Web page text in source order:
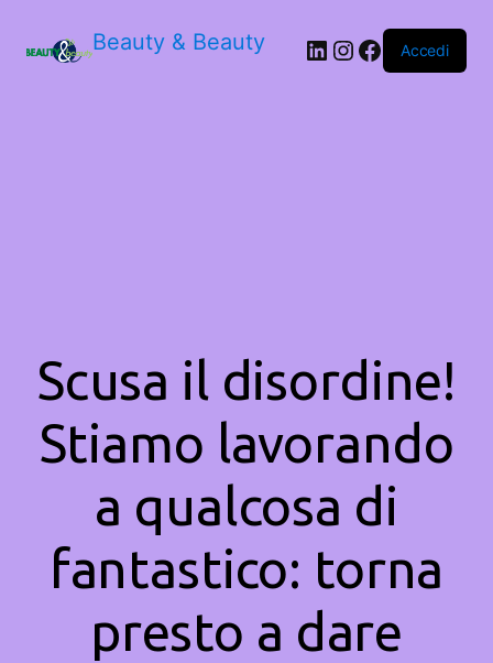
Beauty & Beauty LinkedIn
Instagram
Facebook
Accedi
Scusa il disordine!
Stiamo lavorando
a qualcosa di
fantastico: torna
presto a dare